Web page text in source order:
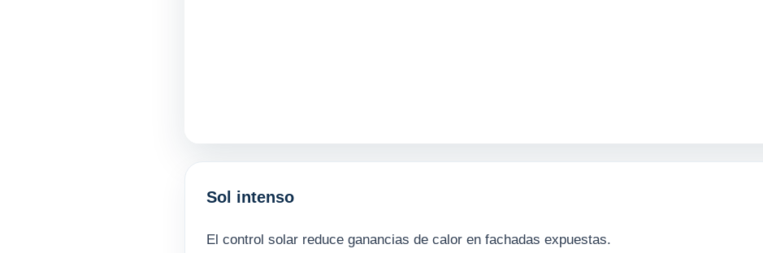
Sol intenso
El control solar reduce ganancias de calor en fachadas expuestas.